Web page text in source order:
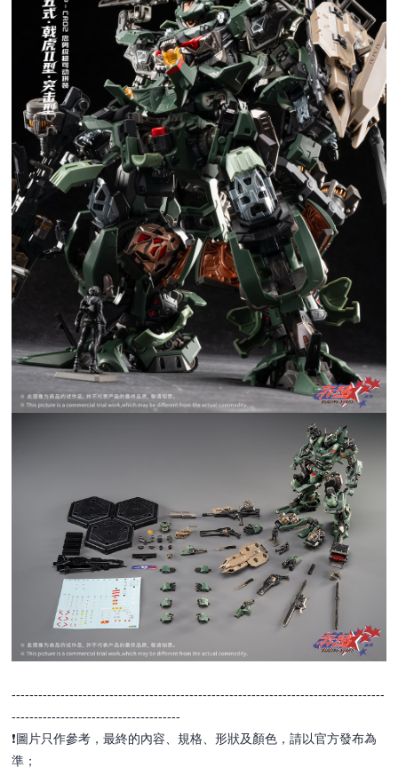
------------------------------------------------------------------------------------
--------------------------------------
❗️圖片只作參考，最終的內容、規格、形狀及顏色，請以官方發布為
準；